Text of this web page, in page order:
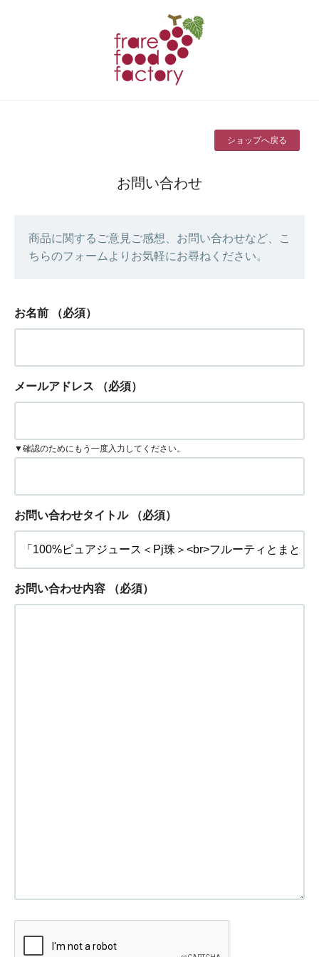
ショップへ戻る
お問い合わせ
商品に関するご意見ご感想、お問い合わせなど、こ
ちらのフォームよりお気軽にお尋ねください。
お名前 （必須）
メールアドレス （必須）
▼確認のためにもう一度入力してください。
お問い合わせタイトル （必須）
お問い合わせ内容 （必須）